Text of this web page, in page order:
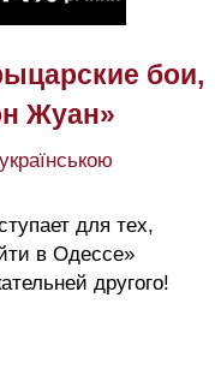
бои,
Жуан»
для тех,
в Одессе»
другого!